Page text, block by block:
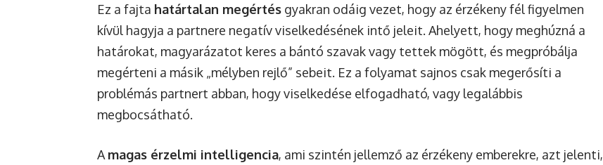
Ez a fajta határtalan megértés gyakran odáig vezet, hogy az érzékeny fél figyelmen
kívül hagyja a partnere negatív viselkedésének intő jeleit. Ahelyett, hogy meghúzná a
határokat, magyarázatot keres a bántó szavak vagy tettek mögött, és megpróbálja
megérteni a másik „mélyben rejlő” sebeit. Ez a folyamat sajnos csak megerősíti a
problémás partnert abban, hogy viselkedése elfogadható, vagy legalábbis
megbocsátható.
A magas érzelmi intelligencia, ami szintén jellemző az érzékeny emberekre, azt jelenti,